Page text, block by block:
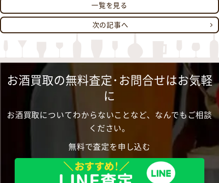
一覧を見る
次の記事へ
お酒買取の無料査定･お問合せはお気軽
に
お酒買取についてわからないことなど、なんでもご相談
ください。
無料で査定を申し込む